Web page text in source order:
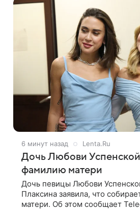
6 минут назад Lenta.Ru
Дочь Любови
фамилию матери
Дочь певицы Любови
Плаксина заявила, что
матери. Об этом сообщает